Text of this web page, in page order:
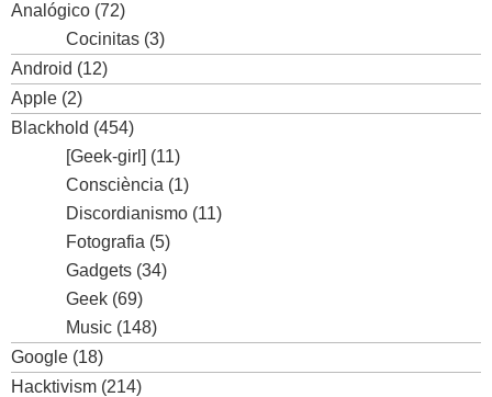
Analógico (72)
Cocinitas (3)
Android (12)
Apple (2)
Blackhold (454)
[Geek-girl] (11)
Consciència (1)
Discordianismo (11)
Fotografia (5)
Gadgets (34)
Geek (69)
Music (148)
Google (18)
Hacktivism (214)